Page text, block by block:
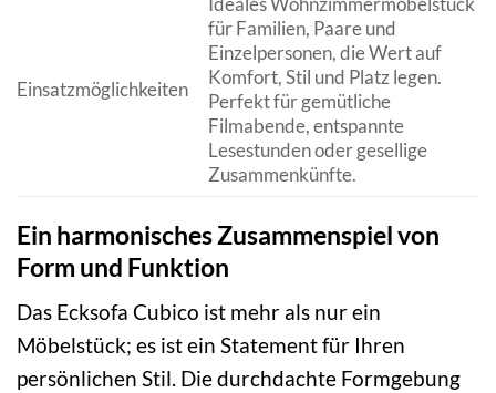
Einsatzmöglichkeiten
für Familien, Paare und
Einzelpersonen, die Wert auf
Komfort, Stil und Platz legen.
Perfekt für gemütliche
Filmabende, entspannte
Lesestunden oder gesellige
Zusammenkünfte.
Ein harmonisches Zusammenspiel von
Form und Funktion
Das Ecksofa Cubico ist mehr als nur ein
Möbelstück; es ist ein Statement für Ihren
persönlichen Stil. Die durchdachte Formgebung